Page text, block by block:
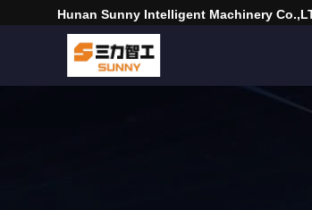
Hunan Sunny Intelligent Machinery